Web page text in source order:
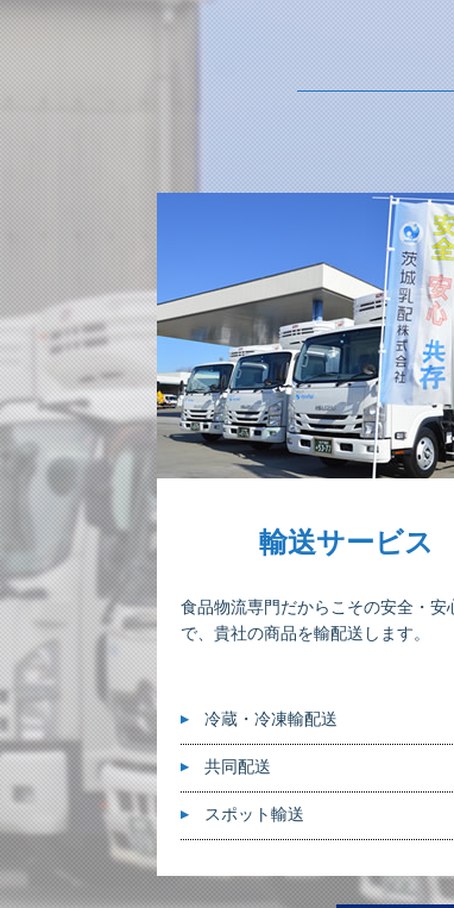
輸送サービス
食品物流専門だからこその安全・安
で、貴社の商品を輸配送します。
冷蔵・冷凍輸配送
共同配送
スポット輸送